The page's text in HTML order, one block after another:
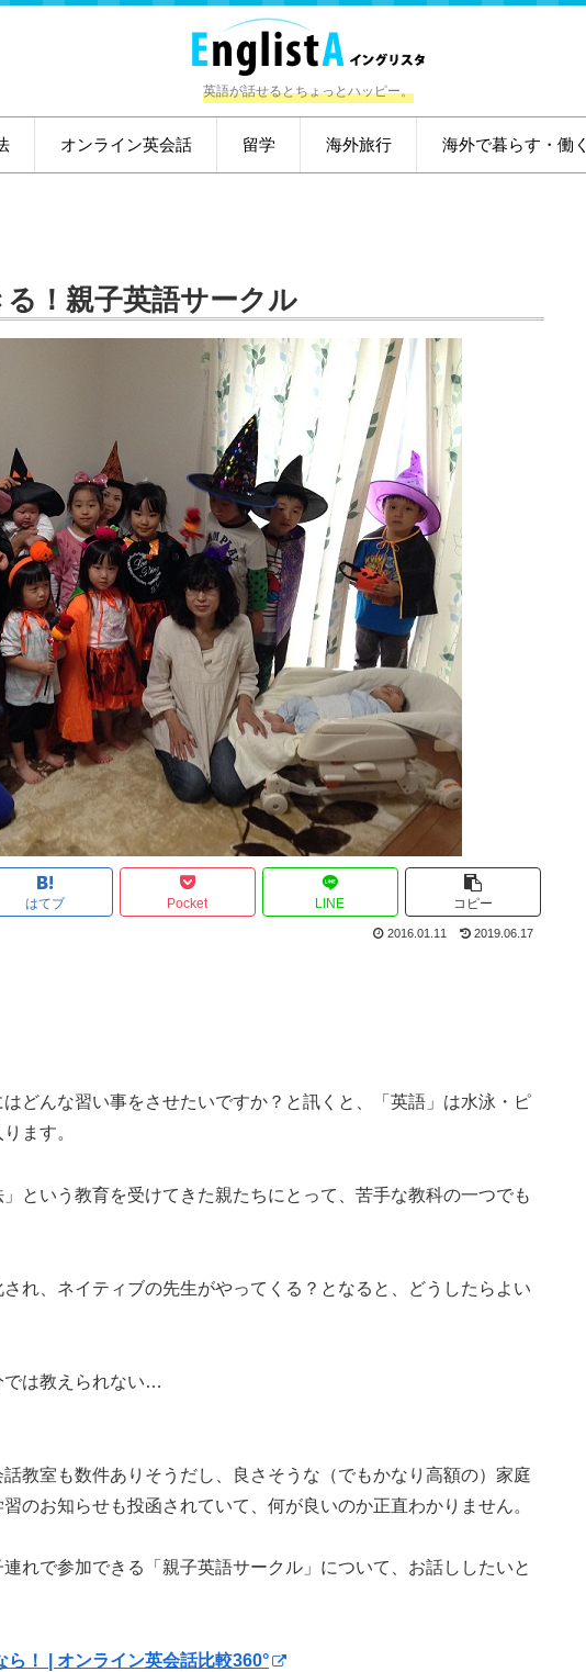
英語が話せるとちょっとハッピー。
オンライン英会話 留学 海外旅行 海外で暮らす・働く
！親子英語サークル
はてブ Pocket LINE コピー
2016.01.11 2019.06.17
どんな習い事をさせたいですか？と訊くと、「英語」は水泳・ピ
ます。
という教育を受けてきた親たちにとって、苦手な教科の一つでも
れ、ネイティブの先生がやってくる？となると、どうしたらよい
では教えられない…
教室も数件ありそうだし、良さそうな（でもかなり高額の）家庭
のお知らせも投函されていて、何が良いのか正直わかりません。
れで参加できる「親子英語サークル」について、お話ししたいと
！ | オンライン英会話比較360°